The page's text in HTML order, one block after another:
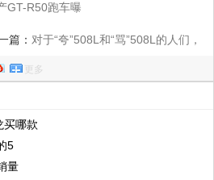
GT-R50跑车曝
篇： 对于“夸”508L和“骂”508L的人们，
更多
买哪款
5
量